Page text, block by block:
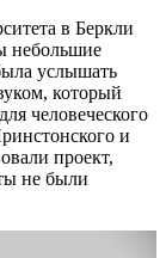
в Беркли
небольшие
услышать
который
человеческого
и
проект,
не были